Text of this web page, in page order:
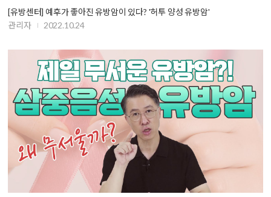
[유방센터] 예후가 좋아진 유방암이 있다? '허투 양성 유방암'
관리자
2022.10.24